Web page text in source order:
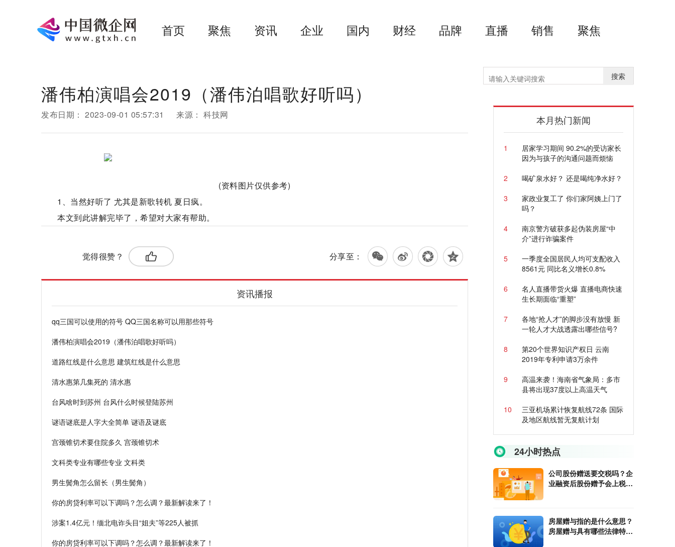
首页 聚焦 资讯 企业 国内 财经 品牌 直播 销售 聚焦
潘伟柏演唱会2019（潘伟泊唱歌好听吗）
发布日期： 2023-09-01 05:57:31 来源： 科技网
(资料图片仅供参考)
1、当然好听了 尤其是新歌转机 夏日疯。
本文到此讲解完毕了，希望对大家有帮助。
觉得很赞？
分享至：
资讯播报
qq三国可以使用的符号 QQ三国名称可以用那些符号
潘伟柏演唱会2019（潘伟泊唱歌好听吗）
道路红线是什么意思 建筑红线是什么意思
清水惠第几集死的 清水惠
台风啥时到苏州 台风什么时候登陆苏州
谜语谜底是人字大全简单 谜语及谜底
宫颈锥切术要住院多久 宫颈锥切术
文科类专业有哪些专业 文科类
男生鬓角怎么留长（男生鬓角）
你的房贷利率可以下调吗？怎么调？最新解读来了！
涉案1.4亿元！缅北电诈头目“姐夫”等225人被抓
你的房贷利率可以下调吗？怎么调？最新解读来了！
搜索
本月热门新闻
1
居家学习期间 90.2%的受访家长
因为与孩子的沟通问题而烦恼
2
喝矿泉水好？ 还是喝纯净水好？
3
家政业复工了 你们家阿姨上门了
吗？
4
南京警方破获多起伪装房屋“中
介”进行诈骗案件
5
一季度全国居民人均可支配收入
8561元 同比名义增长0.8%
6
名人直播带货火爆 直播电商快速
生长期面临“重塑”
7
各地“抢人才”的脚步没有放慢 新
一轮人才大战透露出哪些信号?
8
第20个世界知识产权日 云南
2019年专利申请3万余件
9
高温来袭！海南省气象局：多市
县将出现37度以上高温天气
10
三亚机场累计恢复航线72条 国际
及地区航线暂无复航计划
24小时热点
公司股份赠送要交税吗？企
业融资后股份赠予会上税
房屋赠与指的是什么意思？
房屋赠与具有哪些法律特